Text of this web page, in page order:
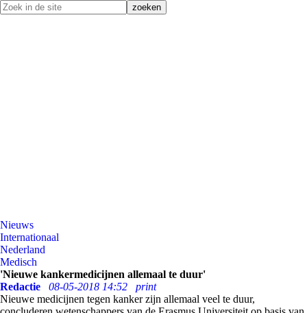
Nieuws
Internationaal
Nederland
Medisch
'Nieuwe kankermedicijnen allemaal te duur'
Redactie
08-05-2018 14:52
print
Nieuwe medicijnen tegen kanker zijn allemaal veel te duur,